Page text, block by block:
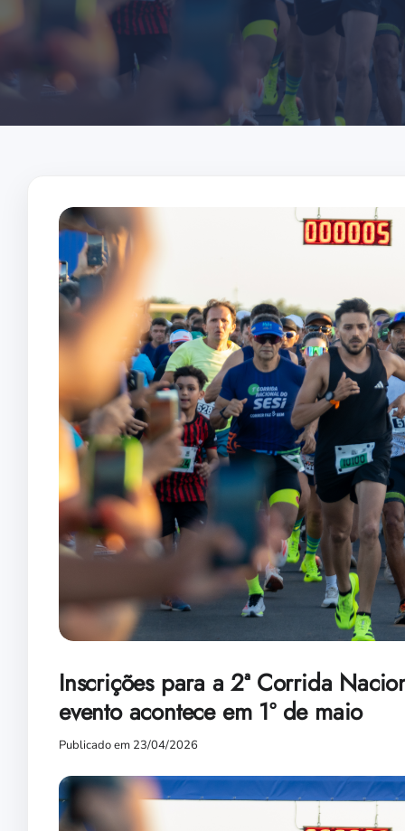
Inscrições para a 2ª Corrida
evento acontece em 1º de maio
Publicado em 23/04/2026